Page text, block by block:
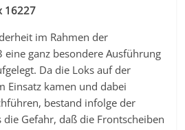
16227
im Rahmen der
ganz besondere Ausführung
Da die Loks auf der
Einsatz kamen und dabei
bestand infolge der
die Gefahr, daß die Frontscheiben